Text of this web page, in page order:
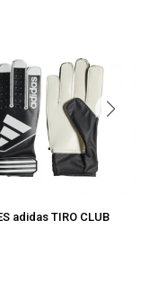
adidas TIRO CLUB